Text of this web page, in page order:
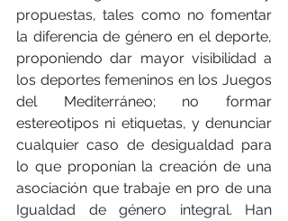
propuestas, tales como no fomentar
la diferencia de género en el deporte,
proponiendo dar mayor visibilidad a
los deportes femeninos en los Juegos
del Mediterráneo; no formar
estereotipos ni etiquetas, y denunciar
cualquier caso de desigualdad para
lo que proponían la creación de una
asociación que trabaje en pro de una
Igualdad de género integral. Han